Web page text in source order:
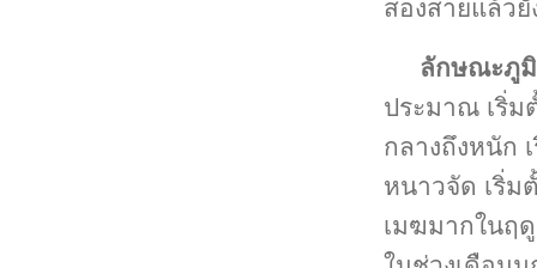
สองสายแล้ว
ลักษณะภู
ประมาณ เริ่ม
กลางถึงหนัก
หนาวจัด เริ่ม
เมฆมากในฤ